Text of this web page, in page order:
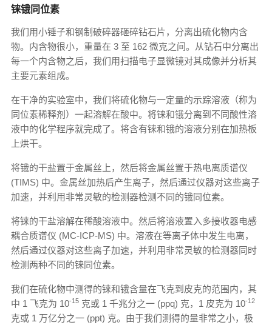
铼锇同位素
我们用小锤子和钢制破碎器砸碎钻石片，分离出硫化物内含
物。内含物很小，重量在 3 至 162 微克之间。从钻石中分离出
每一个内含物之后，我们用扫描电子显微镜对其成像并分析其
主要元素组成。
在干净的实验室中，我们将硫化物与一定量的示踪溶液（称为
同位素稀释剂）一起溶解在酸中。将铼和锇分离到不同酸性溶
液中的化学程序就完成了。将含有铼和锇的溶液分别在加热板
上烘干。
将锇的干盐置于金属丝上，然后将金属丝置于热电离质谱仪
(TIMS) 中。金属丝加热后产生离子，然后通过仪器对这些离子
加速，并利用非常灵敏的检测器检测不同的锇同位素。
将铼的干盐溶解在稀酸溶液中。然后将溶液置入多接收器电感
耦合质谱仪 (MC-ICP-MS) 中。溶液在等离子体中发生电离，
然后通过仪器对这些离子加速，并利用非常灵敏的检测器同时
检测两种不同的铼同位素。
我们在硫化物中测得的铼和锇含量在飞克到皮克的范围内，其
中 1 飞克为 10-15 克或 1 千兆分之一 (ppq) 克，1 皮克为 10-12
克或 1 万亿分之一 (ppt) 克。由于我们测得的量非常之小，极